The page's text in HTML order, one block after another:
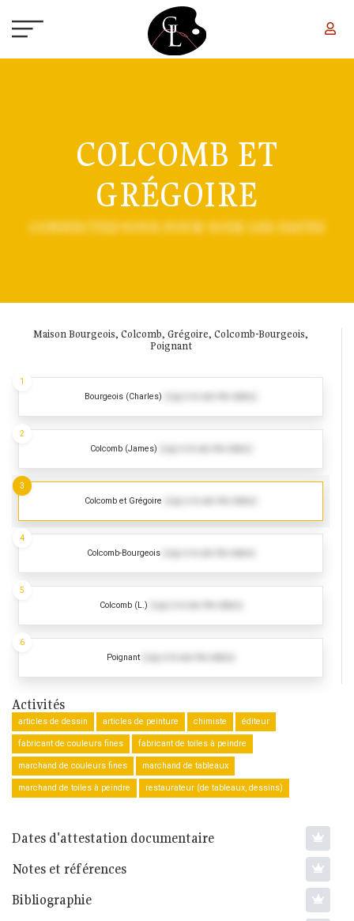
COLCOMB ET
GRÉGOIRE
CONNECTEZ-VOUS POUR VOIR LES DATES
Maison Bourgeois, Colcomb, Grégoire, Colcomb-Bourgeois,
Poignant
Bourgeois (Charles)
1
Colcomb (James)
2
Colcomb et Grégoire
3
Colcomb-Bourgeois
4
Colcomb (L.)
5
Poignant
6
Activités
articles de dessin articles de peinture chimiste éditeur
fabricant de couleurs fines fabricant de toiles à peindre
marchand de couleurs fines marchand de tableaux
marchand de toiles à peindre restaurateur (de tableaux, dessins)
Dates d'attestation documentaire
Notes et références
Bibliographie